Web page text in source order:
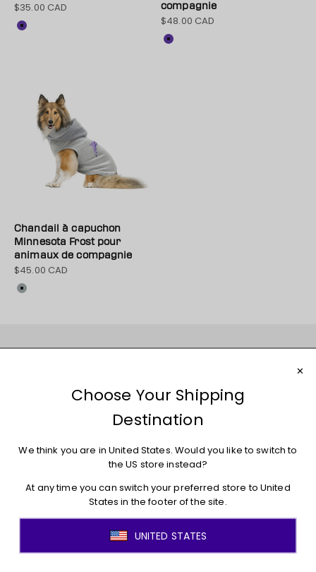
Prix de vente
$35.00 CAD
Couleur
Violet
compagnie
Prix de vente
$48.00 CAD
Couleur
Violet
Chandail à capuchon
Minnesota Frost pour
animaux de compagnie
Prix de vente
$45.00 CAD
Couleur
Gris
promotions, aux soldes, à du contenu exclusif et bien
plus encore!
E-mail
S’inscrire
En fournissant votre adresse courriel ci-dessus, vous acceptez que la LPHF
puisse utiliser vos informations personnelles pour vous envoyer des